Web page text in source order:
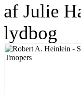
af Julie
lydbog